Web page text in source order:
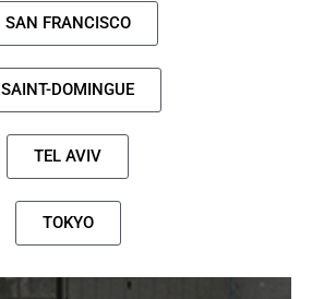
SAN FRANCISCO
SAINT-DOMINGUE
TEL AVIV
TOKYO